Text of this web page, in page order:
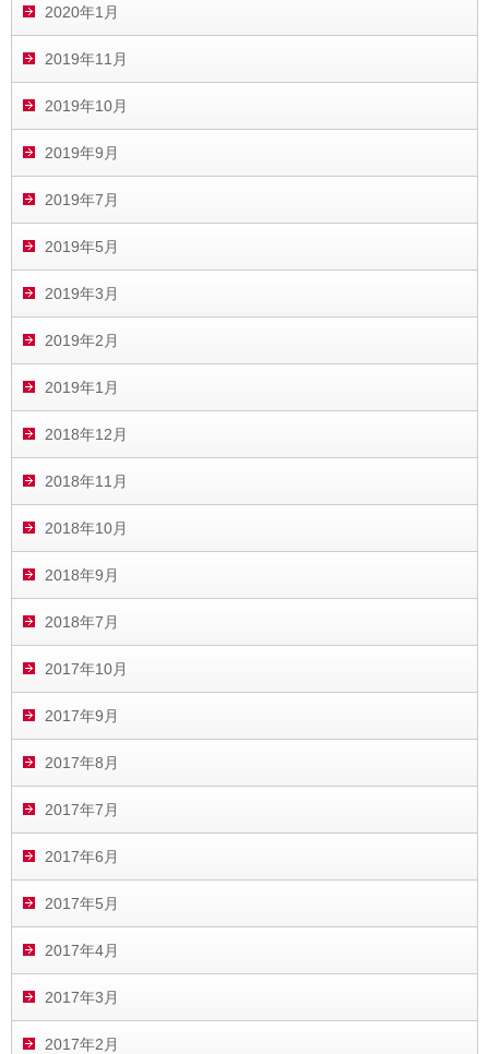
2020年1月
2019年11月
2019年10月
2019年9月
2019年7月
2019年5月
2019年3月
2019年2月
2019年1月
2018年12月
2018年11月
2018年10月
2018年9月
2018年7月
2017年10月
2017年9月
2017年8月
2017年7月
2017年6月
2017年5月
2017年4月
2017年3月
2017年2月